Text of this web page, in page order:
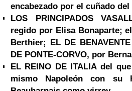
encabezado por el cuñado
LOS PRINCIPADOS
regido por Elisa Bonaparte;
Berthier; EL DE
DE PONTE-CORVO, por
EL REINO DE ITALIA del
mismo Napoleón con su